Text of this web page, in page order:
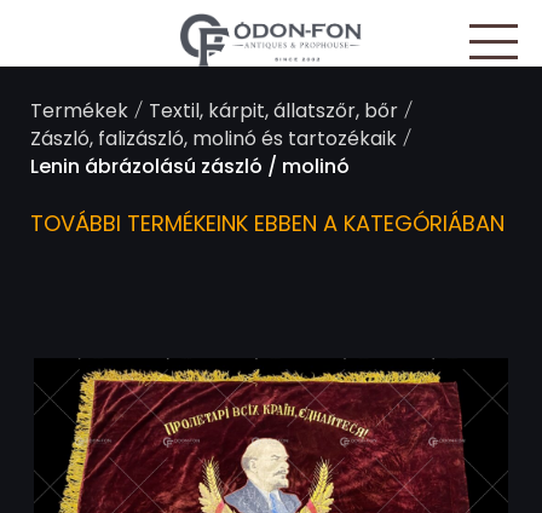
Termékek/ Textil, kárpit, állatszőr, bőr/
Zászló, falizászló, molinó és tartozékaik/
Lenin ábrázolású zászló / molinó
TOVÁBBI TERMÉKEINK EBBEN A KATEGÓRIÁBAN